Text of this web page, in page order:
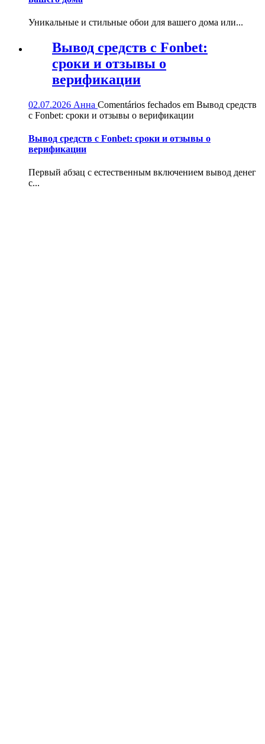
Уникальные и стильные обои для вашего дома или...
Вывод средств с Fonbet:
сроки и отзывы о
верификации
02.07.2026 Анна Comentários fechados em Вывод средств
с Fonbet: сроки и отзывы о верификации
Вывод средств с Fonbet: сроки и отзывы о
верификации
Первый абзац с естественным включением вывод денег
с...